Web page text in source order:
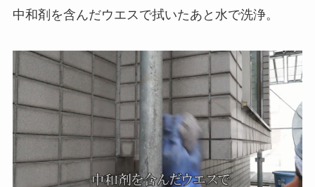
中和剤を含んだウエスで拭いたあと水で洗浄。